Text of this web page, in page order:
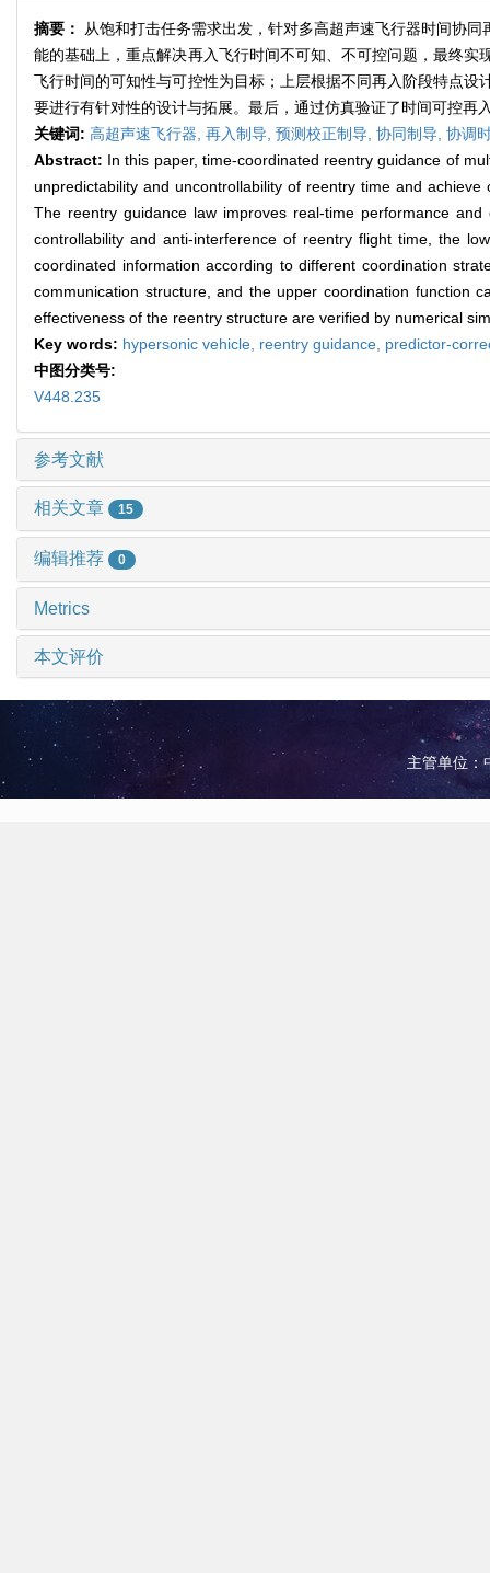
摘要： 从饱和打击任务需求出发，针对多高超声速飞行器时间协
能的基础上，重点解决再入飞行时间不可知、不可控问题，最终
飞行时间的可知性与可控性为目标；上层根据不同再入阶段特点
要进行有针对性的设计与拓展。最后，通过仿真验证了时间可控再
关键词: 高超声速飞行器, 再入制导, 预测校正制导, 协同制导, 协调
Abstract: In this paper, time-coordinated reentry guidance of
unpredictability and uncontrollability of reentry time and
The reentry guidance law improves real-time performance
controllability and anti-interference of reentry flight time, the
coordinated information according to different coordination
communication structure, and the upper coordination function
effectiveness of the reentry structure are verified by numerical
Key words: hypersonic vehicle, reentry guidance, predictor-
中图分类号:
V448.235
参考文献
相关文章 15
编辑推荐 0
Metrics
本文评价
主管单位：